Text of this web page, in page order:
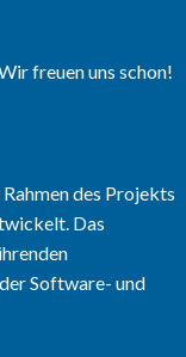
freuen uns schon!
des Projekts
Das
Software- und